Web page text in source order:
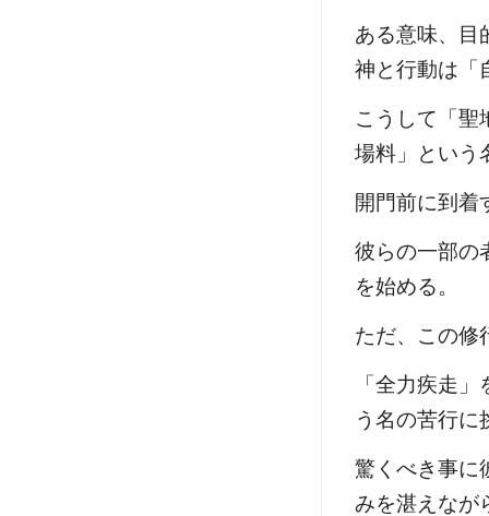
ある意味、目
神と行動は「
こうして「聖
場料」という
開門前に到着
彼らの一部の
を始める。
ただ、この修
「全力疾走
う名の苦行に
驚くべき事に
みを湛えなが